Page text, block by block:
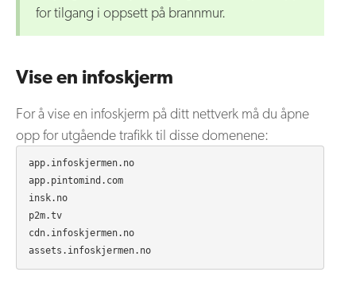
for tilgang i oppsett på brannmur.
Vise en infoskjerm
For å vise en infoskjerm på ditt nettverk må du åpne
opp for utgående trafikk til disse domenene:
app.infoskjermen.no
app.pintomind.com
insk.no
p2m.tv
cdn.infoskjermen.no